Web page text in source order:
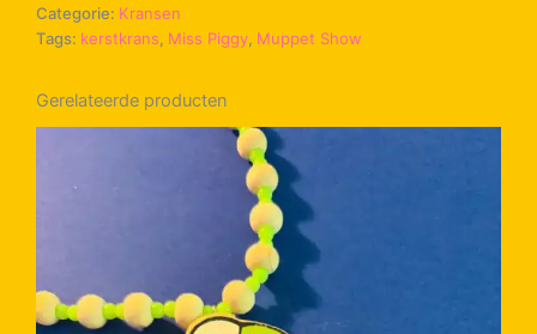
aantal
Categorie: Kransen
Tags: kerstkrans, Miss Piggy, Muppet Show
Gerelateerde producten